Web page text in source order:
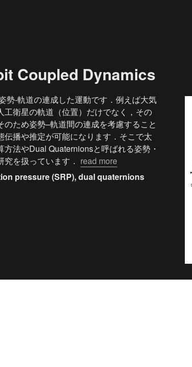
Coupled Dynamics
勢-軌道の連成した運動です．例えば大気
工衛星の軌道（位置）だけでなく，その
ため姿勢–軌道間の連成を考慮すること
伝播や推定が可能になります．そこで太
法やDual Quaternionsと呼ばれる姿勢・
を扱っています． read more
pressure (SRP), dual quaternions